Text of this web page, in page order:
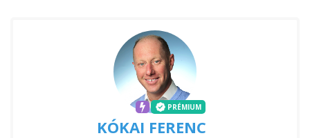
PRÉMIUM
KÓKAI FERENC